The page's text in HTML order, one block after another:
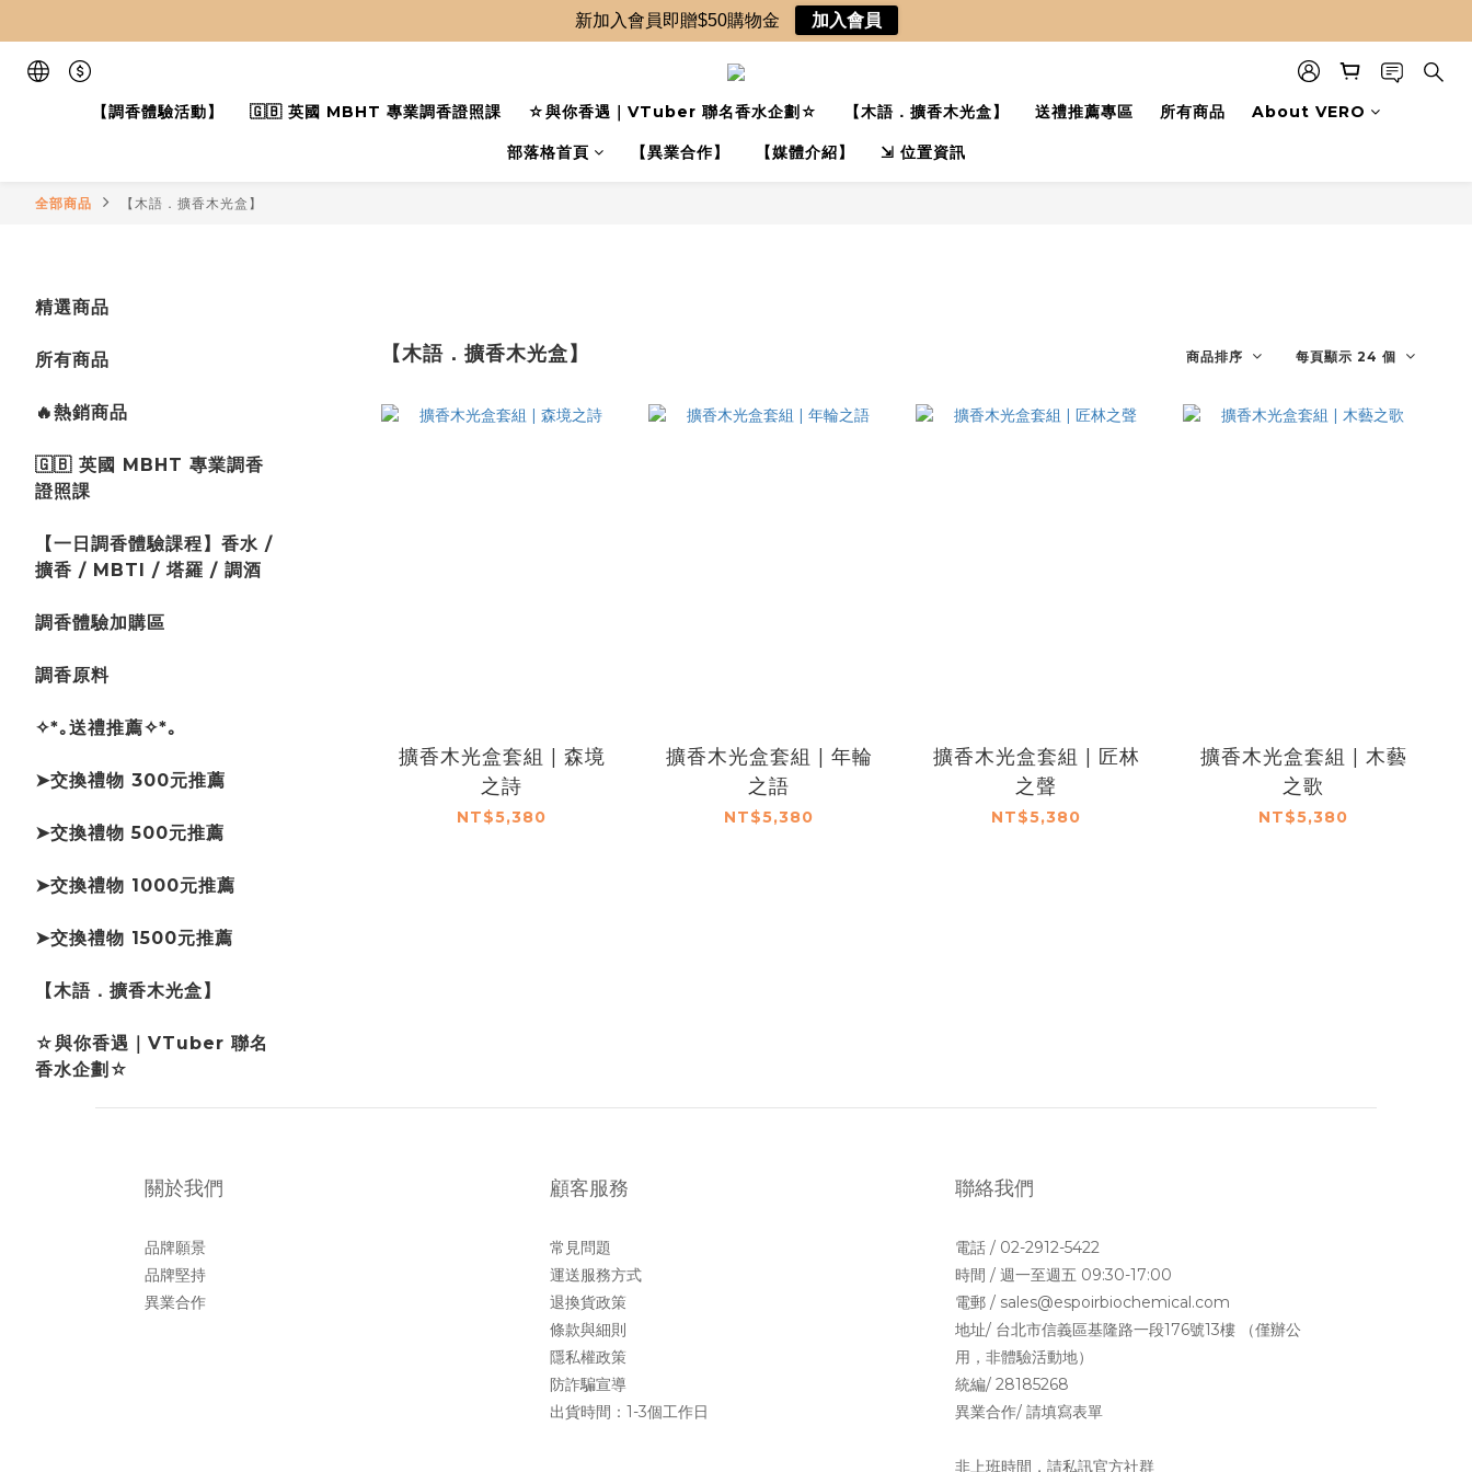
【調香體驗活動】 🇬🇧 英國 MBHT 專業調香證照課 ☆與你香遇｜VTuber 聯名香水企劃☆ 【木語．擴香木光盒】 送禮推薦專區 所有商品 About VERO
部落格首頁 【異業合作】 【媒體介紹】 ⇲ 位置資訊
全部商品 【木語．擴香木光盒】
精選商品
所有商品
🔥熱銷商品
🇬🇧 英國 MBHT 專業調香
證照課
【一日調香體驗課程】香水 /
擴香 / MBTI / 塔羅 / 調酒
調香體驗加購區
調香原料
✧*｡送禮推薦✧*｡
➤交換禮物 300元推薦
➤交換禮物 500元推薦
➤交換禮物 1000元推薦
➤交換禮物 1500元推薦
【木語．擴香木光盒】
☆與你香遇｜VTuber 聯名
香水企劃☆
【木語．擴香木光盒】 商品排序 每頁顯示 24 個
擴香木光盒套組 | 森境
之詩
NT$5,380
擴香木光盒套組 | 年輪
之語
NT$5,380
擴香木光盒套組 | 匠林
之聲
NT$5,380
擴香木光盒套組 | 木藝
之歌
NT$5,380
關於我們
品牌願景
品牌堅持
異業合作
顧客服務
常見問題
運送服務方式
退換貨政策
條款與細則
隱私權政策
防詐騙宣導
出貨時間：1-3個工作日
聯絡我們
電話 / 02-2912-5422
時間 / 週一至週五 09:30-17:00
電郵 / sales@espoirbiochemical.com
地址/ 台北市信義區基隆路一段176號13樓 （僅辦公
用，非體驗活動地）
統編/ 28185268
異業合作/ 請填寫表單
非上班時間，請私訊官方社群
新加入會員即贈$50購物金 加入會員